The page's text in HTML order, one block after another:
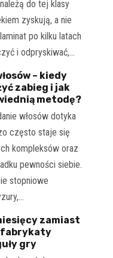
do tej klasy
zyskują, a nie
po kilku latach
i odpryskiwać,…
– kiedy
zabieg i jak
metodę?
włosów dotyka
często staje się
kompleksów oraz
pewności siebie.
stopniowe
zamiast
gry